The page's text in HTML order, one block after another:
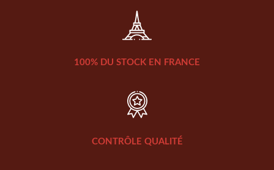
100% DU STOCK EN FRANCE
CONTRÔLE QUALITÉ